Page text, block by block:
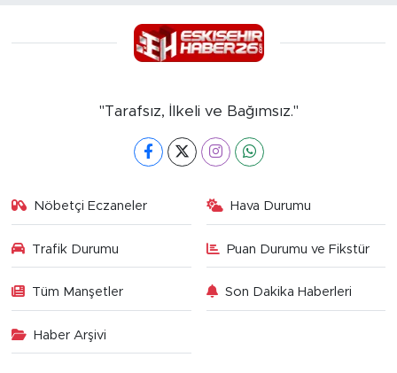
"Tarafsız, İlkeli ve Bağımsız."
Nöbetçi Eczaneler Hava Durumu
Trafik Durumu Puan Durumu ve Fikstür
Tüm Manşetler Son Dakika Haberleri
Haber Arşivi